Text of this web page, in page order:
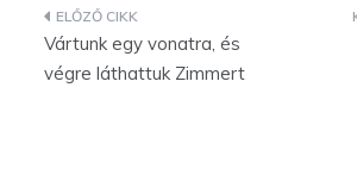
Bejegyzés
navigáció
Vártunk egy vonatra, és
végre láthattuk Zimmert